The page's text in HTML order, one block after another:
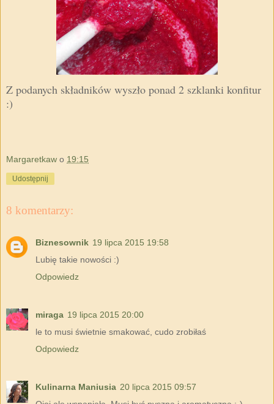
Z podanych składników wyszło ponad 2 szklanki konfitur
:)
Margaretkaw o 19:15
Udostępnij
8 komentarzy:
Biznesownik 19 lipca 2015 19:58
Lubię takie nowości :)
Odpowiedz
miraga 19 lipca 2015 20:00
le to musi świetnie smakować, cudo zrobiłaś
Odpowiedz
Kulinarna Maniusia 20 lipca 2015 09:57